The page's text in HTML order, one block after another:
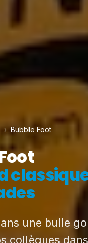
› Bubble Foot
une bulle
collègues